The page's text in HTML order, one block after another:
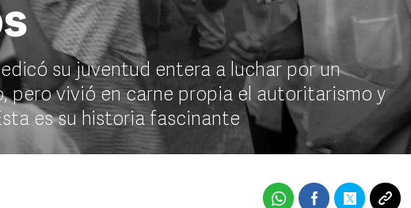
su juventud entera a luchar por un
pero vivió en carne propia el autoritarismo y
es su historia fascinante